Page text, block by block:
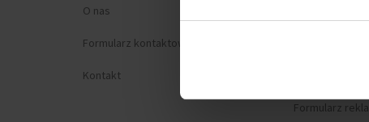
O nas
Formularz kontaktowy
Kontakt
Formularz